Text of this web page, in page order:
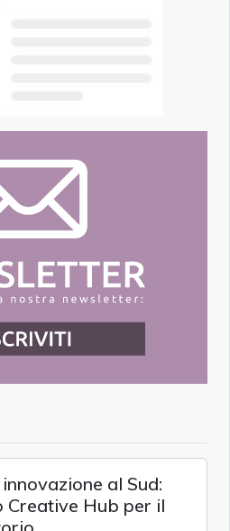
al Sud:
Creative Hub per il